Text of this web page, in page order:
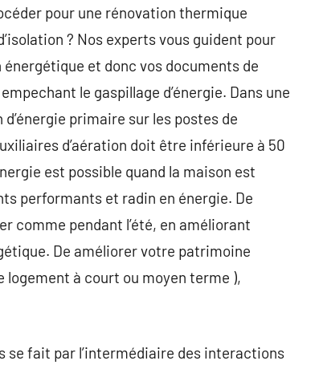
pour une rénovation thermique
? Nos experts vous guident pour
et donc vos documents de
le gaspillage d’énergie. Dans une
primaire sur les postes de
d’aération doit être inférieure à 50
est possible quand la maison est
performants et radin en énergie. De
comme pendant l’été, en améliorant
De améliorer votre patrimoine
logement à court ou moyen terme ),
se fait par l’intermédiaire des interactions